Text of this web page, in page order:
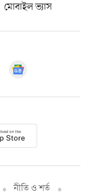
মোবাইল ভ্যাস
নীতি ও শর্ত